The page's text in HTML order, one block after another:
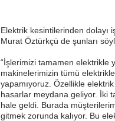
Elektrik kesintilerinden dolayı
Murat Öztürkçü de şunları
“İşlerimizi tamamen elektrikle
makinelerimizin tümü
yapamıyoruz. Özellikle
hasarlar meydana geliyor. İki
hale geldi. Burada
gitmek zorunda kalıyor. Bu